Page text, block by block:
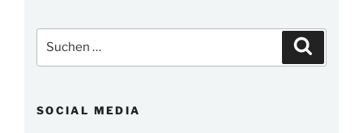
nach:
SOCIAL MEDIA